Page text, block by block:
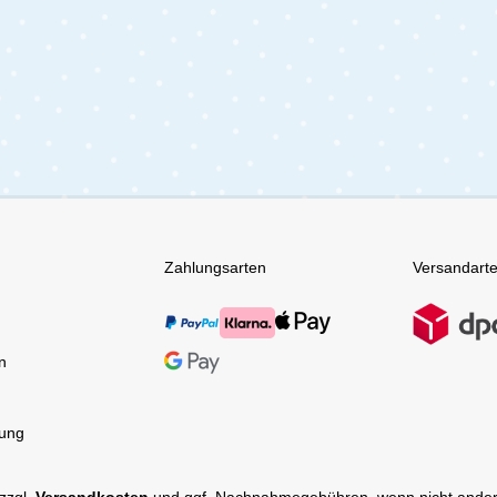
Zahlungsarten